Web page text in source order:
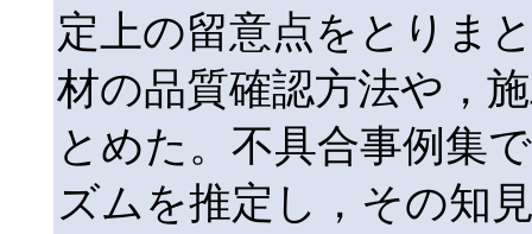
定上の留意点をとりま
材の品質確認方法や，
とめた。不具合事例集
ズムを推定し，その知